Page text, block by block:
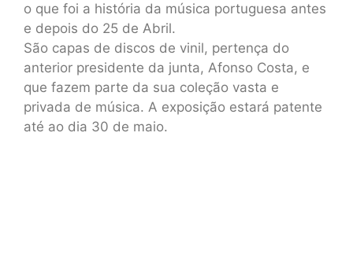
o que foi a história da música portuguesa antes
e depois do 25 de Abril.
São capas de discos de vinil, pertença do
anterior presidente da junta, Afonso Costa, e
que fazem parte da sua coleção vasta e
privada de música. A exposição estará patente
até ao dia 30 de maio.